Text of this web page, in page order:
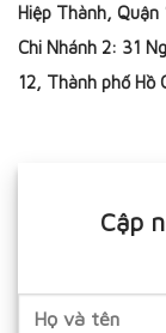
Hiệp Thành, Quận
Chi Nhánh 2: 31
12, Thành phố Hồ
Cập